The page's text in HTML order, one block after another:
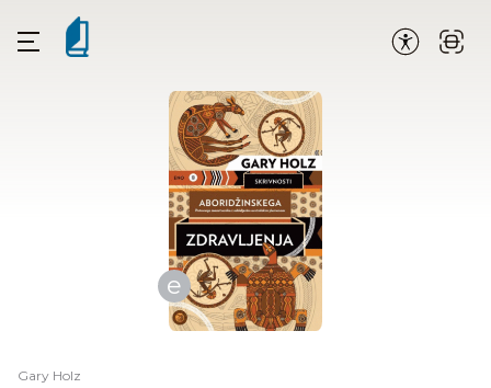
e
Gary Holz